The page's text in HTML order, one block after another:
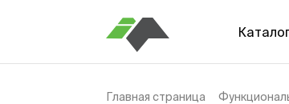
Главная страница